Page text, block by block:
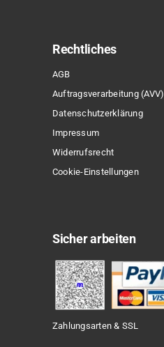
Rechtliches
AGB
Auftragsverarbeitung (AVV)
Datenschutzerklärung
Impressum
Widerrufsrecht
Cookie-Einstellungen
Sicher arbeiten
Zahlungsarten & SSL